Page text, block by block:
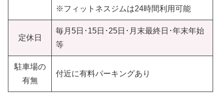
※フィットネスジムは24時間利用可能
定休日
毎月5日･15日･25日･月末最終日･年末年始
等
駐車場の
有無
付近に有料パーキングあり